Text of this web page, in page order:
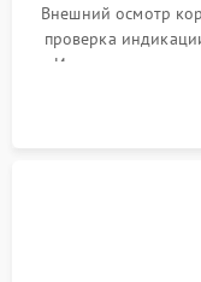
Внешний осмотр
проверка
Измерение
реакции ИБП на